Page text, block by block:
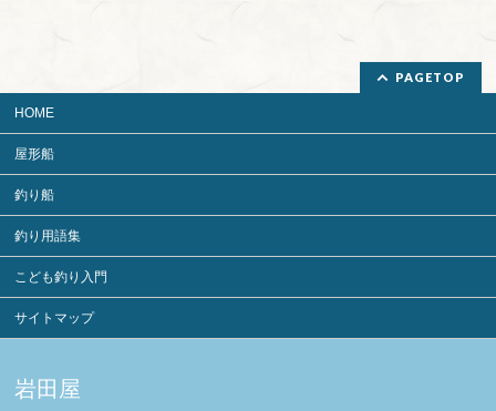
PAGETOP
HOME
屋形船
釣り船
釣り用語集
こども釣り入門
サイトマップ
岩田屋